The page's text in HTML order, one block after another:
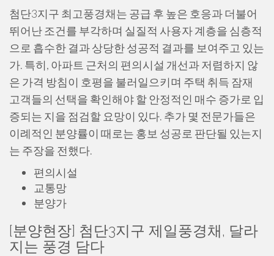
첨단3지구 최고풍경채는 공급 후 높은 호응과 더불어
뛰어난 조건를 부각하며 실질적 사용자 계층을 심층적
으로 흡수한 결과 상당한 성공적 결과를 보여주고 있는
가. 특히, 아파트 근처의 편의시설 개선과 저렴하지 않
은 가격 방침이 호평을 불러일으키며 주택 취득 잠재
고객들의 선택을 확인해야 할 안정적인 매수 증가로 입
증되는 지을 점검할 요망이 있다. 추가 몇 전문가들은
이례적인 분양률이 때로는 홍보 성공로 판단될 있는지
는 주장을 전했다.
편의시설
교통망
분양가
[분양현장] 첨단3지구 제일풍경채, 달라
지는 풍경 담다